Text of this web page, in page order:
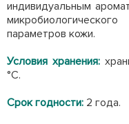
индивидуальным
параметров кожи.
Условия хранения:
°С.
Срок годности: 2 года.